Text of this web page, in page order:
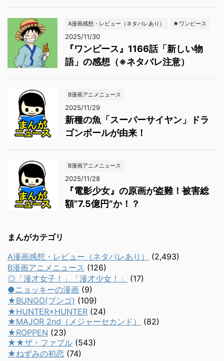
A漫画感想・レビュー（ネタバレあり） ★ワンピース
2025/11/30
『ワンピース』1166話「新しい物
語」の感想（※ネタバレ注意）
B漫画アニメニュース
2025/11/29
新種の魚「スーパーサイヤン」ドラ
ゴンボールが由来！
B漫画アニメニュース
2025/11/28
『電影少女』の原画が盗難！被害総
額“7.5億円”か！？
まんがカテゴリ
A漫画感想・レビュー（ネタバレあり）
(2,493)
B漫画アニメニュース (126)
◎「漫才女子！」「漫才少女！」
(17)
●ニョッキーの漫画 (9)
★BUNGO(ブンゴ) (109)
★HUNTER×HUNTER (24)
★MAJOR 2nd（メジャーセカンド）
(82)
★ROPPEN (23)
★★ザ・ファブル (543)
★ねずみの初恋 (74)